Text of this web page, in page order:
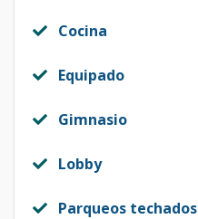
Cocina
Equipado
Gimnasio
Lobby
Parqueos techados